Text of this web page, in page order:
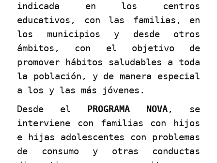
indicada en los centros
educativos, con las familias, en
los municipios y desde otros
ámbitos, con el objetivo de
promover hábitos saludables a toda
la población, y de manera especial
a los y las más jóvenes.
Desde el PROGRAMA NOVA, se
interviene con familias con hijos
e hijas adolescentes con problemas
de consumo y otras conductas